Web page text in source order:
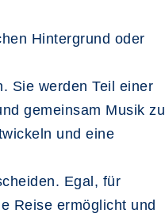
Hintergrund oder
Sie werden Teil einer
gemeinsam Musik zu
und eine
Egal, für
Reise ermöglicht und